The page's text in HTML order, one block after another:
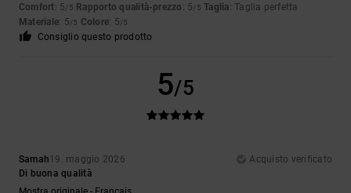
Comfort: 5/5 Rapporto qualità-prezzo : 5/5 Taglia: Taglia perfetta
Materiale: 5/5 Colore: 5/5
Consiglio questo prodotto
5/5
Samah19. maggio 2026
Acquisto verificato
Di buona qualità